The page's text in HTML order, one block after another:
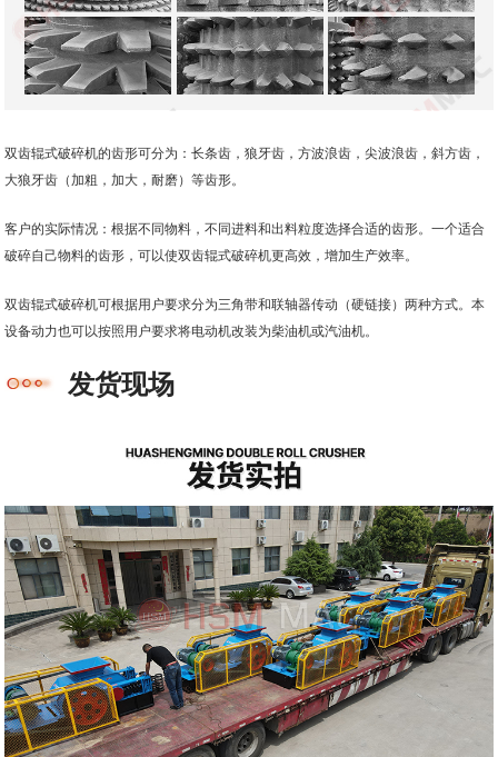
双齿辊式破碎机的齿形可分为：长条齿，狼牙齿，方波浪齿，尖波浪齿，斜方齿，
大狼牙齿（加粗，加大，耐磨）等齿形。
客户的实际情况：根据不同物料，不同进料和出料粒度选择合适的齿形。一个适合
破碎自己物料的齿形，可以使双齿辊式破碎机更高效，增加生产效率。
双齿辊式破碎机可根据用户要求分为三角带和联轴器传动（硬链接）两种方式。本
设备动力也可以按照用户要求将电动机改装为柴油机或汽油机。
发货现场